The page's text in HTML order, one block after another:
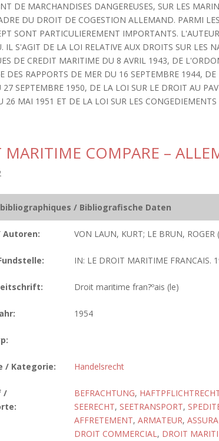
DE MARCHANDISES DANGEREUSES, SUR LES
DU DROIT DE COGESTION ALLEMAND. PARMI
SONT PARTICULIEREMENT IMPORTANTS.
IL S'AGIT DE LA LOI RELATIVE AUX DROITS SUR LES
DE CREDIT MARITIME DU 8 AVRIL 1943, DE
DES RAPPORTS DE MER DU 16 SEPTEMBRE 1944,
SEPTEMBRE 1950, DE LA LOI SUR LE DROIT AU
26 MAI 1951 ET DE LA LOI SUR LES
MARITIME COMPARE –
/ Bibliografische Daten
VON LAUN, KURT; LE BRUN, ROGER
IN: LE DROIT MARITIME FRANCAIS.
Droit maritime fran?ºais (le)
1954
/ Kategorie: Handelsrecht
/
BEFRACHTUNG,
SEERECHT, SEETRANSPORT,
AFFRETEMENT, ARMATEUR,
DROIT COMMERCIAL, DROIT